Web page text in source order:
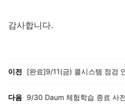
감사합니다.
이전 [완료]9/11(금) 콜시스템 점검
다음 9/30 Daum 체험학습 종료 사